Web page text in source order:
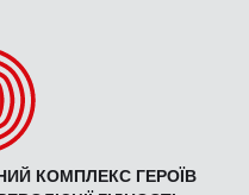
КОМПЛЕКС ГЕРОЇВ